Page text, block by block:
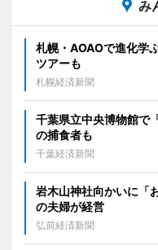
み
札幌・AOAOで進化学
ツアーも
札幌経済新聞
千葉県立中央博物館で
の捕食者も
千葉経済新聞
岩木山神社向かいに「
の夫婦が経営
弘前経済新聞